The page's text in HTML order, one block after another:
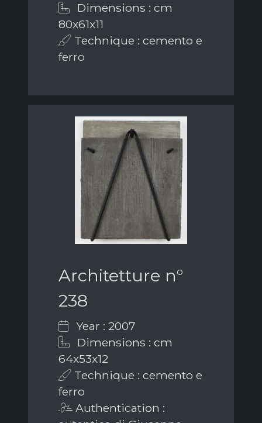
Dimensions : cm
80x61x11
Technique : cemento e
ferro
Architetture n°
238
Year : 2007
Dimensions : cm
64x53x12
Technique : cemento e
ferro
Authentication :